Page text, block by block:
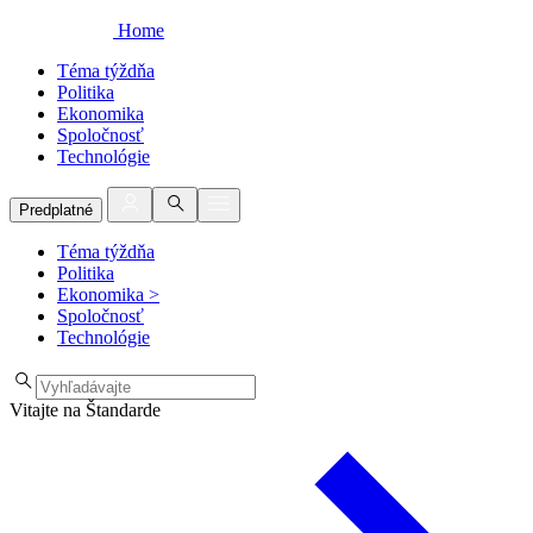
Home
Téma týždňa
Politika
Ekonomika
Spoločnosť
Technológie
Predplatné
Téma týždňa
Politika
Ekonomika >
Spoločnosť
Technológie
Vitajte na Štandarde